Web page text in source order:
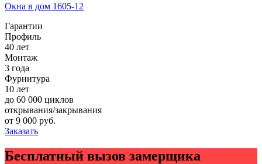
Окна в дом 1605-12
Гарантии
Профиль
40 лет
Монтаж
3 года
Фурнитура
10 лет
до 60 000 циклов
открывания/закрывания
от 9 000 руб.
Заказать
Бесплатный вызов замерщика